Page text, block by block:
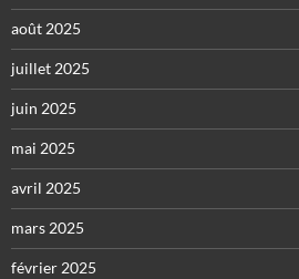
août 2025
juillet 2025
juin 2025
mai 2025
avril 2025
mars 2025
février 2025